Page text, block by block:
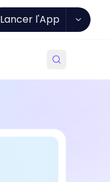
Lancer l'App